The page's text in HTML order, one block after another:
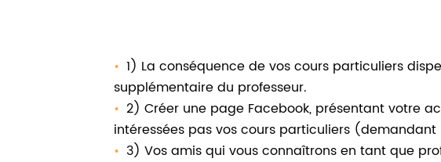
1) La conséquence de vos cours particuliers
supplémentaire du professeur.
2) Créer une page Facebook, présentant votre
intéressées pas vos cours particuliers
3) Vos amis qui vous connaîtrons en tant que